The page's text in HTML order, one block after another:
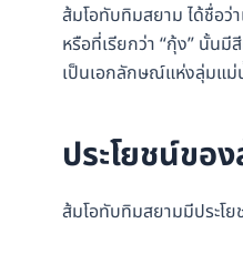
ส้มโอทับทิมสยาม ได้ชื่อว่
หรือที่เรียกว่า “กุ้ง” นั้น
เป็นเอกลักษณ์แห่งลุ่มแ
ประโยชน์ขอ
ส้มโอทับทิมสยามมีประโ